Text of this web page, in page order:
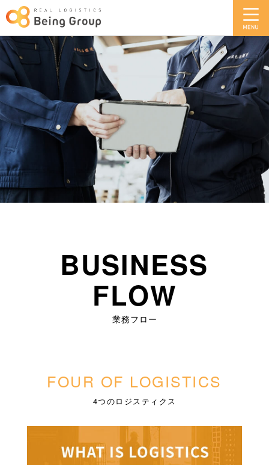
BUSINESS
FLOW
業務フロー
FOUR OF LOGISTICS
4つのロジスティクス